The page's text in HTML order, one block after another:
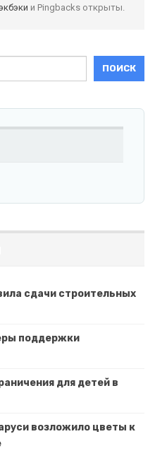
и Pingbacks открыты.
ПОИСК
сдачи строительных
поддержки
для детей в
возложило цветы к